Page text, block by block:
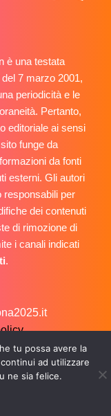
è una testata
7 marzo 2001,
periodicità e le
Pertanto,
editoriale ai sensi
funge da
da fonti
esterni. Gli autori
responsabili per
dei contenuti
di rimozione di
i canali indicati
.
2025
tu possa avere la
ad utilizzare
ne sia felice.